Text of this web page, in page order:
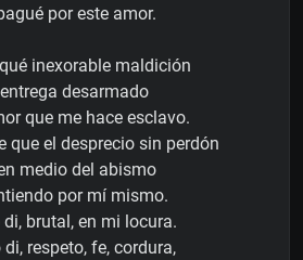
por este amor.
inexorable maldición
desarmado
que me hace esclavo.
que el desprecio sin perdón
medio del abismo
por mí mismo.
brutal, en mi locura.
respeto, fe, cordura,